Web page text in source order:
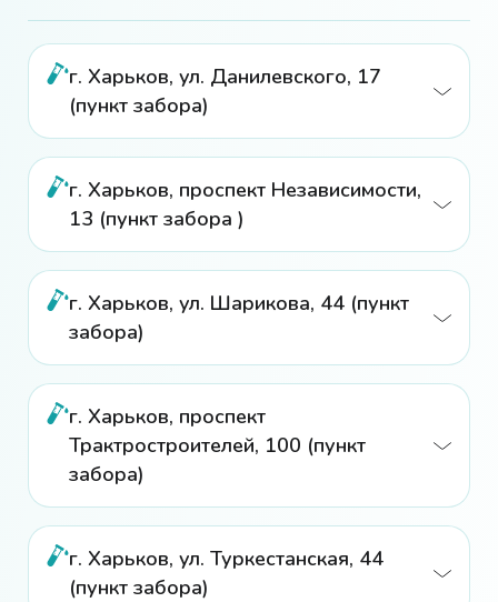
г. Харьков, ул. Данилевского, 17
(пункт забора)
г. Харьков, проспект Независимости,
13 (пункт забора )
г. Харьков, ул. Шарикова, 44 (пункт
забора)
г. Харьков, проспект
Трактростроителей, 100 (пункт
забора)
г. Харьков, ул. Туркестанская, 44
(пункт забора)